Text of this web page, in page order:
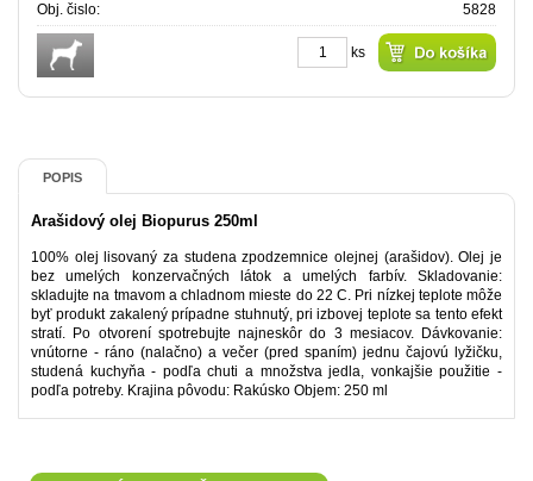
Obj. čislo:
5828
ks
POPIS
Arašidový olej Biopurus 250ml
100% olej lisovaný za studena zpodzemnice olejnej (arašidov). Olej je
bez umelých konzervačných látok a umelých farbív. Skladovanie:
skladujte na tmavom a chladnom mieste do 22 C. Pri nízkej teplote môže
byť produkt zakalený prípadne stuhnutý, pri izbovej teplote sa tento efekt
stratí. Po otvorení spotrebujte najneskôr do 3 mesiacov. Dávkovanie:
vnútorne - ráno (nalačno) a večer (pred spaním) jednu čajovú lyžičku,
studená kuchyňa - podľa chuti a množstva jedla, vonkajšie použitie -
podľa potreby. Krajina pôvodu: Rakúsko Objem: 250 ml